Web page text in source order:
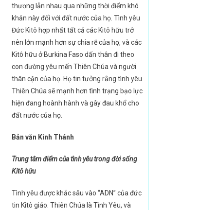
thương lẫn nhau qua những thời điểm khó
khăn này đối với đất nước của họ. Tình yêu
Đức Kitô hợp nhất tất cả các Kitô hữu trở
nên lớn mạnh hơn sự chia rẽ của họ, và các
Kitô hữu ở Burkina Faso dấn thân đi theo
con đường yêu mến Thiên Chúa và người
thân cận của họ. Họ tin tưởng rằng tình yêu
Thiên Chúa sẽ mạnh hơn tình trạng bạo lực
hiện đang hoành hành và gây đau khổ cho
đất nước của họ.
Bản văn Kinh Thánh
Trung tâm điểm của tình yêu trong đời sống
Kitô hữu
Tình yêu được khắc sâu vào “ADN” của đức
tin Kitô giáo. Thiên Chúa là Tình Yêu, và